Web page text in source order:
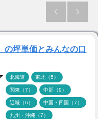
 
坪単価とみんなの口
北海道 東北（5）
関東（7） 中部（9）
近畿（6） 中国・四国（7）
九州・沖縄（7）